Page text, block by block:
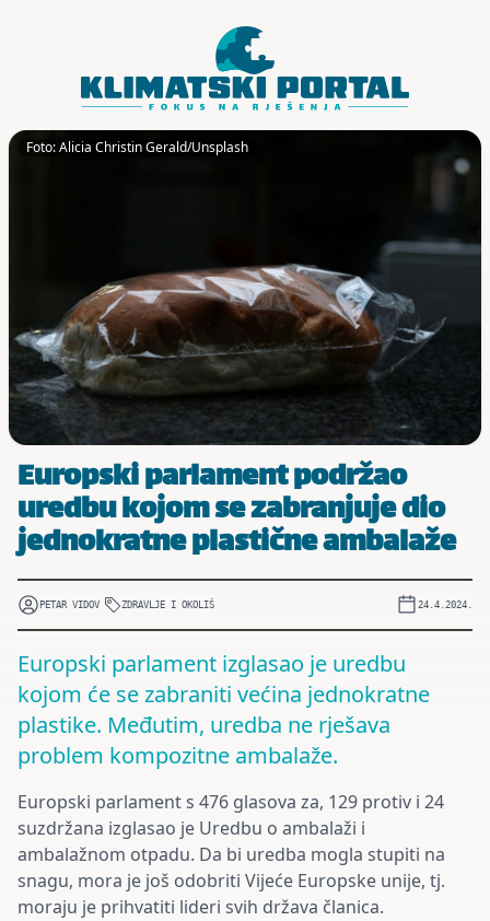
Foto: Alicia Christin Gerald/Unsplash
Europski parlament podržao
uredbu kojom se zabranjuje dio
jednokratne plastične ambalaže
PETAR VIDOV ZDRAVLJE I OKOLIŠ 24.4.2024.
Europski parlament izglasao je uredbu
kojom će se zabraniti većina jednokratne
plastike. Međutim, uredba ne rješava
problem kompozitne ambalaže.
Europski parlament s 476 glasova za, 129 protiv i 24
suzdržana izglasao je Uredbu o ambalaži i
ambalažnom otpadu. Da bi uredba mogla stupiti na
snagu, mora je još odobriti Vijeće Europske unije, tj.
moraju je prihvatiti lideri svih država članica.